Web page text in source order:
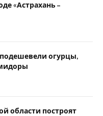
«Астрахань –
подешевели огурцы,
области построят